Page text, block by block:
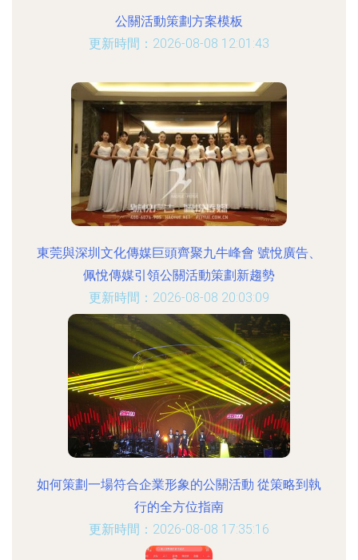
公關活動策劃方案模板
更新時間：2026-08-08 12:01:43
東莞與深圳文化傳媒巨頭齊聚九牛峰會 號悅廣告、
佩悅傳媒引領公關活動策劃新趨勢
更新時間：2026-08-08 20:03:09
如何策劃一場符合企業形象的公關活動 從策略到執
行的全方位指南
更新時間：2026-08-08 17:35:16